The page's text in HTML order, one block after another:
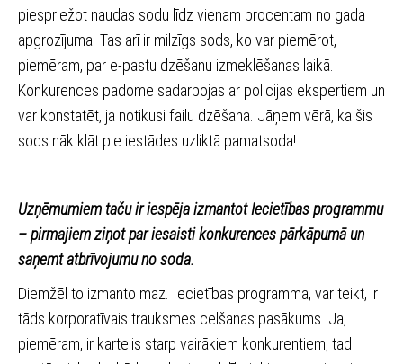
piespriežot naudas sodu līdz vienam procentam no gada
apgrozījuma. Tas arī ir milzīgs sods, ko var piemērot,
piemēram, par e-pastu dzēšanu izmeklēšanas laikā.
Konkurences padome sadarbojas ar policijas ekspertiem un
var konstatēt, ja notikusi failu dzēšana. Jāņem vērā, ka šis
sods nāk klāt pie iestādes uzliktā pamatsoda!
Uzņēmumiem taču ir iespēja izmantot Iecietības programmu
– pirmajiem ziņot par iesaisti konkurences pārkāpumā un
saņemt atbrīvojumu no soda.
Diemžēl to izmanto maz. Iecietības programma, var teikt, ir
tāds korporatīvais trauksmes celšanas pasākums. Ja,
piemēram, ir kartelis starp vairākiem konkurentiem, tad